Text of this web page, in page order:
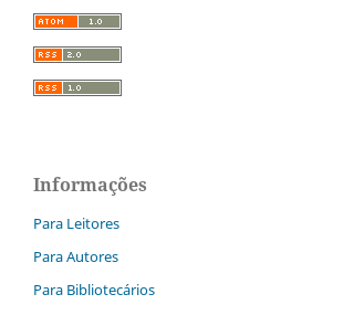
Informações
Para Leitores
Para Autores
Para Bibliotecários